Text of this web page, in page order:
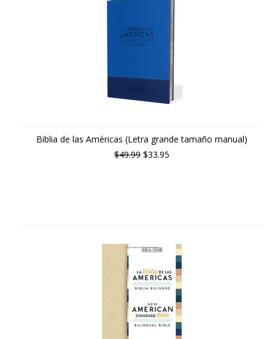
Biblia de las Américas (Letra grande tamaño manual)
$49.99 $33.95